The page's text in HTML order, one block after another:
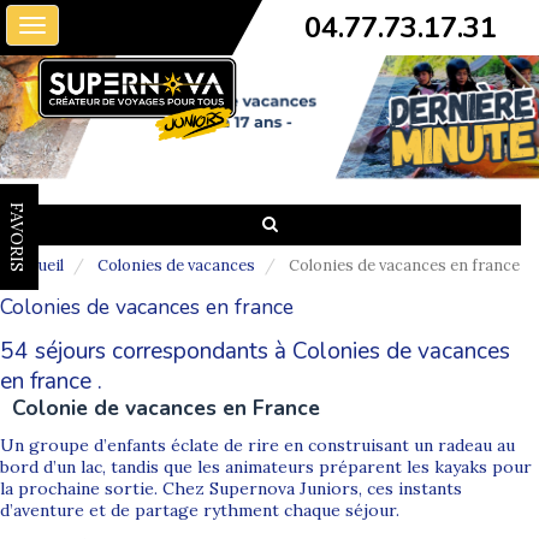
Toggle
navigation
04.77.73.17.31
FAVORIS
Accueil Colonies de vacances Colonies de vacances en france
Colonies de vacances en france
54 séjours correspondants à Colonies de vacances
en france .
Colonie de vacances en France
Un groupe d’enfants éclate de rire en construisant un radeau au
bord d’un lac, tandis que les animateurs préparent les kayaks pour
la prochaine sortie. Chez Supernova Juniors, ces instants
d’aventure et de partage rythment chaque séjour.